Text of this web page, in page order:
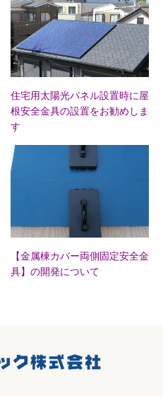
住宅用太陽光パネル設置時に屋
根安全金具の設置をお勧めしま
す
【金属棟カバー両側固定安全金
具】の開発について